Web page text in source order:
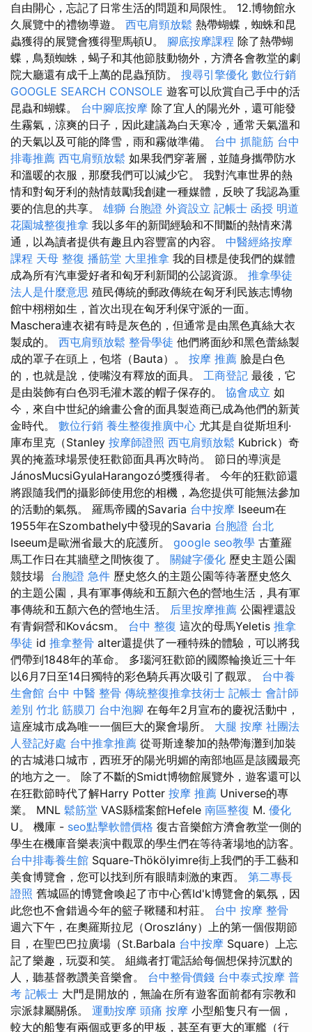
自由開心，忘記了日常生活的問題和局限性。 12.博物館永
久展覽中的禮物導遊。 西屯肩頸放鬆 熱帶蝴蝶，蜘蛛和昆
蟲獲得的展覽會獲得聖馬頓U。 腳底按摩課程 除了熱帶蝴
蝶，鳥類蜘蛛，蝎子和其他節肢動物外，方濟各會教堂的劇
院大廳還有成千上萬的昆蟲預防。 搜尋引擎優化 數位行銷
GOOGLE SEARCH CONSOLE 遊客可以欣賞自己手中的活
昆蟲和蝴蝶。 台中腳底按摩 除了宜人的陽光外，還可能發
生霧氣，涼爽的日子，因此建議為白天寒冷，通常天氣溫和
的天氣以及可能的降雪，雨和霧做準備。 台中 抓龍筋 台中
排毒推薦 西屯肩頸放鬆 如果我們穿著層，並隨身攜帶防水
和溫暖的衣服，那麼我們可以減少它。 我對汽車世界的熱
情和對匈牙利的熱情鼓勵我創建一種媒體，反映了我認為重
要的信息的共享。 雄獅 台胞證 外資設立 記帳士 函授 明道
花園城整復推拿 我以多年的新聞經驗和不間斷的熱情來溝
通，以為讀者提供有趣且內容豐富的內容。 中醫經絡按摩
課程 天母 整復 播筋堂 大里推拿 我的目標是使我們的媒體
成為所有汽車愛好者和匈牙利新聞的公認資源。 推拿學徒
法人是什麼意思 殖民傳統的郵政傳統在匈牙利民族志博物
館中栩栩如生，首次出現在匈牙利保守派的一面。
Maschera連衣裙有時是灰色的，但通常是由黑色真絲大衣
製成的。 西屯肩頸放鬆 整骨學徒 他們將面紗和黑色蕾絲製
成的罩子在頭上，包塔（Bauta）。 按摩 推薦 臉是白色
的，也就是說，使嘴沒有釋放的面具。 工商登記 最後，它
是由裝飾有白色羽毛灌木叢的帽子保存的。 協會成立 如
今，來自中世紀的繪畫公會的面具製造商已成為他們的新黃
金時代。 數位行銷 養生整復推廣中心 尤其是自從斯坦利·
庫布里克（Stanley 按摩師證照 西屯肩頸放鬆 Kubrick）奇
異的掩蓋球場景使狂歡節面具再次時尚。 節日的導演是
JánosMucsiGyulaHarangozó獎獲得者。 今年的狂歡節還
將跟隨我們的攝影師使用您的相機，為您提供可能無法參加
的活動的氣氛。 羅馬帝國的Savaria 台中按摩 Iseeum在
1955年在Szombathely中發現的Savaria 台胞證 台北
Iseeum是歐洲省最大的庇護所。 google seo教學 古董羅
馬工作日在其牆壁之間恢復了。 關鍵字優化 歷史主題公園
競技場 台胞證 急件 歷史悠久的主題公園等待著歷史悠久
的主題公園，具有軍事傳統和五顏六色的營地生活，具有軍
事傳統和五顏六色的營地生活。 后里按摩推薦 公園裡還設
有青銅營和Kovácsm。 台中 整復 這次的母馬Yeletis 推拿
學徒 id 推拿整骨 alter還提供了一種特殊的體驗，可以將我
們帶到1848年的革命。 多瑙河狂歡節的國際輪換近三十年
以6月7日至14日獨特的彩色騎兵再次吸引了觀眾。 台中養
生會館 台中 中醫 整骨 傳統整復推拿技術士 記帳士 會計師
差別 竹北 筋膜刀 台中泡腳 在每年2月宣布的慶祝活動中，
這座城市成為唯一一個巨大的聚會場所。 大腿 按摩 社團法
人登記好處 台中推拿推薦 從哥斯達黎加的熱帶海灘到加裝
的古城港口城市，西班牙的陽光明媚的南部地區是該國最亮
的地方之一。 除了不斷的Smidt博物館展覽外，遊客還可以
在狂歡節時代了解Harry Potter 按摩 推薦 Universe的專
業。 MNL 鬆筋堂 VAS縣檔案館Hefele 南區整復 M. 優化
U。 機庫 - seo點擊軟體價格 復古音樂館方濟會教堂一側的
學生在機庫音樂表演中觀眾的學生們在等待著場地的訪客。
台中排毒養生館 Square-Thökölyimre街上我們的手工藝和
美食博覽會，您可以找到所有眼睛刺激的東西。 第二專長
證照 舊城區的博覽會喚起了市中心舊Id'k博覽會的氣氛，因
此您也不會錯過今年的籃子鞦韆和村莊。 台中 按摩 整骨
週六下午，在奧羅斯拉尼（Oroszlány）上的第一個假期節
目，在聖巴巴拉廣場（St.Barbala 台中按摩 Square）上忘
記了樂趣，玩耍和笑。 組織者打電話給每個想保持沉默的
人，聽基督教讚美音樂會。 台中整骨價錢 台中泰式按摩 普
考 記帳士 大門是開放的，無論在所有遊客面前都有宗教和
宗派隸屬關係。 運動按摩 頭痛 按摩 小型船隻只有一個，
較大的船隻有兩個或更多的甲板，甚至有更大的軍艦（行